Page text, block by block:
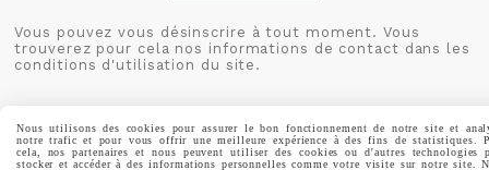
Vous pouvez vous désinscrire à tout moment. Vous
trouverez pour cela nos informations de contact dans les
conditions d'utilisation du site.
Nous utilisons des cookies pour assurer le bon fonctionnement de notre site et
notre trafic et pour vous offrir une meilleure expérience à des fins de statistiques.
cela, nos partenaires et nous peuvent utiliser des cookies ou d'autres technologies
stocker et accéder à des informations personnelles comme votre visite sur notre site.